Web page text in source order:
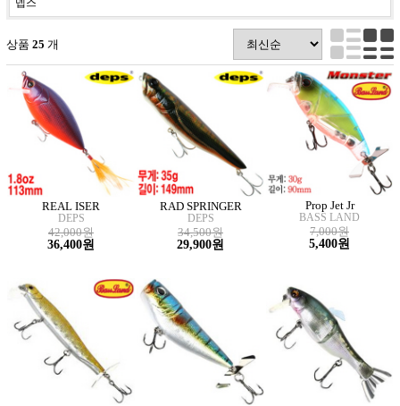
뎁스
상품 25 개
REAL ISER
DEPS
42,000원
36,400원
RAD SPRINGER
DEPS
34,500원
29,900원
Prop Jet Jr
BASS LAND
7,000원
5,400원